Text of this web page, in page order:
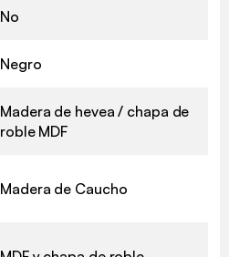
No
Negro
Madera de hevea / chapa de
roble MDF
Madera de Caucho